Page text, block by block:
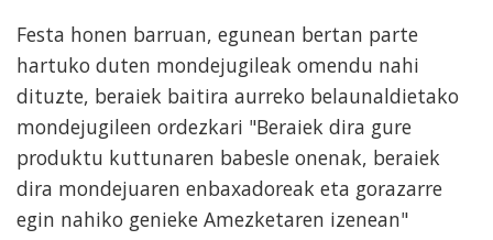
Festa honen barruan, egunean bertan parte
hartuko duten mondejugileak omendu nahi
dituzte, beraiek baitira aurreko belaunaldietako
mondejugileen ordezkari "Beraiek dira gure
produktu kuttunaren babesle onenak, beraiek
dira mondejuaren enbaxadoreak eta gorazarre
egin nahiko genieke Amezketaren izenean"